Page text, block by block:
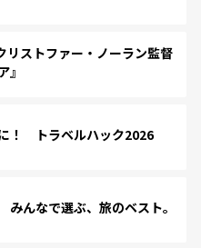
ストファー・ノーラン監督
』
！ トラベルハック2026
んなで選ぶ、旅のベスト。